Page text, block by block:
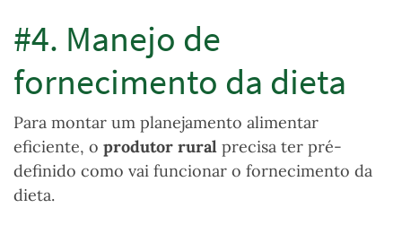
#4. Manejo de
fornecimento da dieta
Para montar um planejamento alimentar
eficiente, o produtor rural precisa ter pré-
definido como vai funcionar o fornecimento da
dieta.